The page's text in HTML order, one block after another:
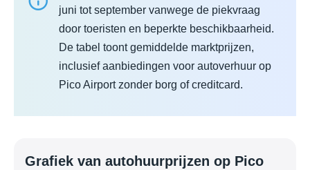
juni tot september vanwege de piekvraag
door toeristen en beperkte beschikbaarheid.
De tabel toont gemiddelde marktprijzen,
inclusief aanbiedingen voor autoverhuur op
Pico Airport zonder borg of creditcard.
Grafiek van autohuurprijzen op Pico